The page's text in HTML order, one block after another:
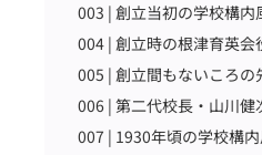
003 | 創立当初の学校構内
004 | 創立時の根津育英会
005 | 創立間もないころの
006 | 第二代校長・山川健
007 | 1930年頃の学校構